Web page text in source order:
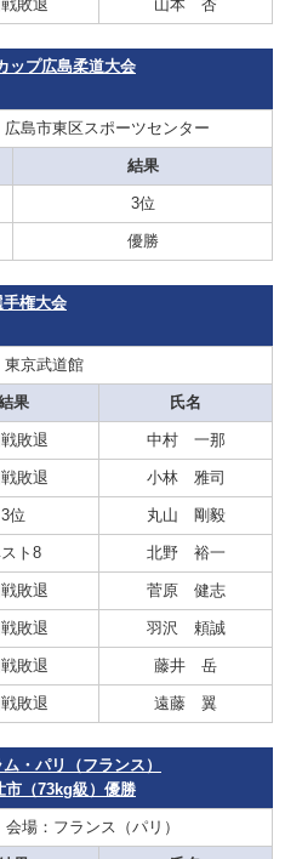
敗退 山本 杏
プ広島柔道大会
広島市東区スポーツセンター
結果
3位
優勝
権大会
東京武道館
果 氏名
敗退 中村 一那
敗退 小林 雅司
3位 丸山 剛毅
ト8 北野 裕一
敗退 菅原 健志
敗退 羽沢 頼誠
敗退 藤井 岳
敗退 遠藤 翼
・パリ（フランス）
（73kg級）優勝
会場：フランス（パリ）